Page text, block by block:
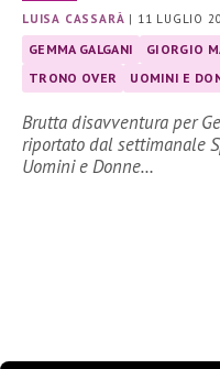
LUISA CASSARÀ | 11 LUGLIO
GEMMA GALGANI GIORGIO
TRONO OVER
UOMINI E
Brutta disavventura per
riportato dal settimanale
Uomini e Donne…